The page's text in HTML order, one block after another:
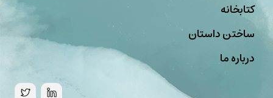
کتابخانه
ساختن داستان
درباره ما